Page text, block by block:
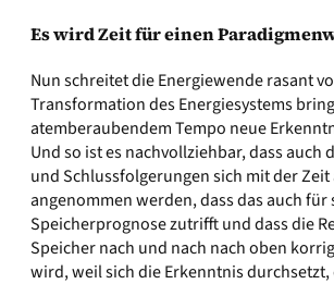
Es wird Zeit für einen
Nun schreitet die Energiewende rasant
Transformation des Energiesystems
atemberaubendem Tempo neue
Und so ist es nachvollziehbar, dass auch
und Schlussfolgerungen sich mit der Zeit
angenommen werden, dass das auch für
Speicherprognose zutrifft und dass die
Speicher nach und nach nach oben
wird, weil sich die Erkenntnis durchsetzt,